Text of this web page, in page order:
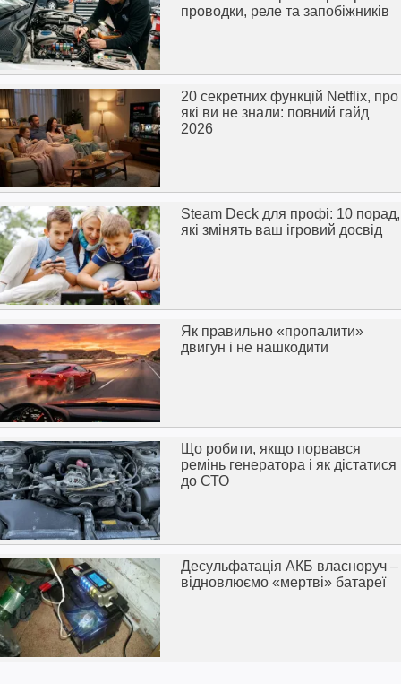
проводки, реле та запобіжників
20 секретних функцій Netflix, про
які ви не знали: повний гайд
2026
Steam Deck для профі: 10 порад,
які змінять ваш ігровий досвід
Як правильно «пропалити»
двигун і не нашкодити
Що робити, якщо порвався
ремінь генератора і як дістатися
до СТО
Десульфатація АКБ власноруч –
відновлюємо «мертві» батареї